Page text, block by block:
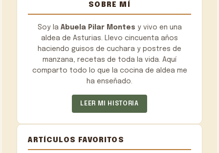
SOBRE MÍ
Soy la Abuela Pilar Montes y vivo en una
aldea de Asturias. Llevo cincuenta años
haciendo guisos de cuchara y postres de
manzana, recetas de toda la vida. Aquí
comparto todo lo que la cocina de aldea me
ha enseñado.
LEER MI HISTORIA
ARTÍCULOS FAVORITOS